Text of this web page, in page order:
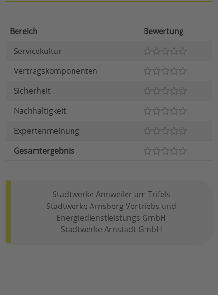
Bereich
Bewertung
Servicekultur
Vertragskomponenten
Sicherheit
Nachhaltigkeit
Expertenmeinung
Gesamtergebnis
Stadtwerke Annweiler am Trifels
Stadtwerke Arnsberg Vertriebs und
Energiedienstleistungs GmbH
Stadtwerke Arnstadt GmbH